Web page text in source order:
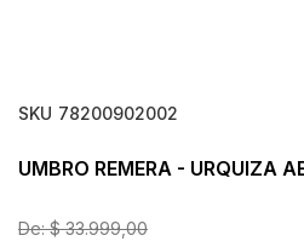
SKU 78200902002
UMBRO REMERA - URQUIZA
De:$ 33.999,00